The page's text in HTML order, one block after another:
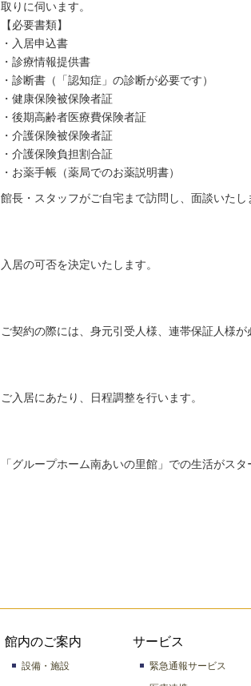
取りに伺います。
【必要書類】
・入居申込書
・診療情報提供書
・診断書（「認知症」の診断が必要です）
・健康保険被保険者証
・後期高齢者医療費保険者証
・介護保険被保険者証
・介護保険負担割合証
・お薬手帳（薬局でのお薬説明書）
館長・スタッフがご自宅まで訪問し、面談いたし
入居の可否を決定いたします。
ご契約の際には、身元引受人様、連帯保証人様が
ご入居にあたり、日程調整を行います。
「グループホーム南あいの里館」での生活がス
館内のご案内
設備・施設
サービス
緊急通報サービス